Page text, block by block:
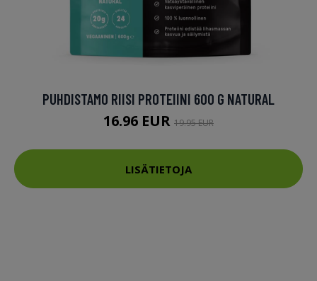
PUHDISTAMO RIISI PROTEIINI 600 G NATURAL
16.96 EUR 19.95 EUR
LISÄTIETOJA